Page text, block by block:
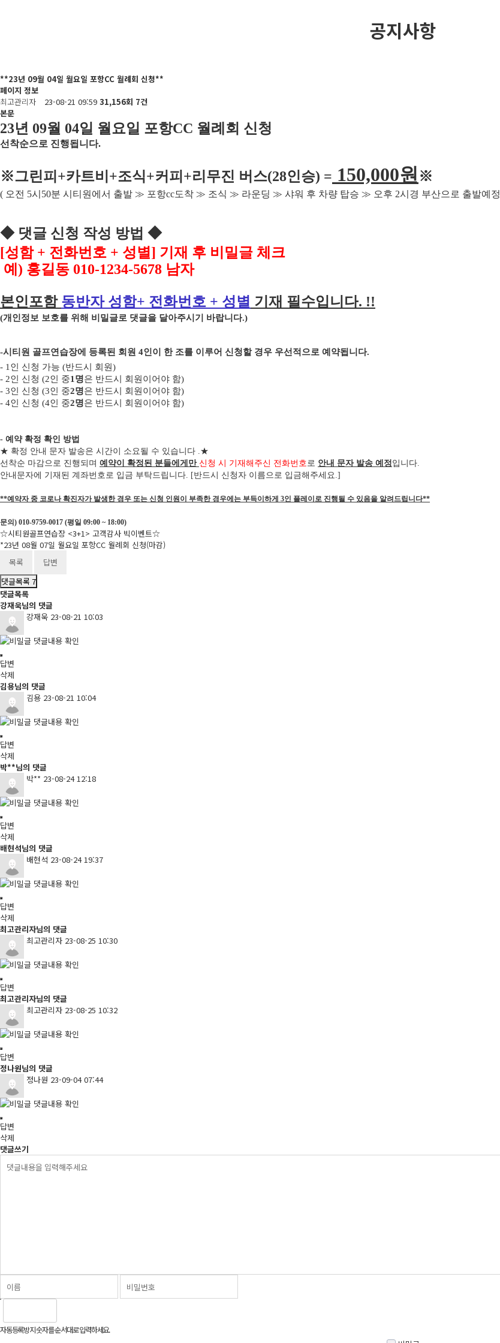
공지사항
**23년 09월 04일 월요일 포항CC 월례회 신청**
페이지 정보
최고관리자
23-08-21 09:59 31,156회 7건
본문
23년 09월 04일 월요일 포항CC 월례회 신청
선착순으로 진행됩니다.
※그린피 +카트비 +조식+커피+리무진 버스(28인승) = 150,000원 ※
( 오전 5시 50분 시티원에서 출발 ≫ 포항cc도착 ≫ 조식 ≫ 라운딩 ≫ 샤워 후 차량 탑승 ≫ 오후 2시경 부산으로 출발예정
◆ 댓글 신청 작성 방법 ◆
[성함 + 전화번호 + 성별 ] 기재 후 비밀글 체크
예 ) 홍길동 010-1234-5678 남자
본인포함 동반자 성함+ 전화번호 + 성별 기재 필수입니다. !!
(개인정보 보호를 위해 비밀글로 댓글을 달아주시기 바랍니다.)
-시티원 골프연습장에 등록된 회원 4인이 한 조를 이루어 신청할 경우 우선적으로 예약됩니다.
- 1 인 신청 가능 (반드시 회원)
- 2인 신청 (2인 중1 명은 반드시 회원이어야 함)
- 3인 신청 (3인 중2명은 반드시 회원이어야 함)
- 4인 신청 (4인 중2명은 반드시 회원이어야 함)
- 예약 확정 확인 방법
★ 확정 안내 문자 발송은 시간이 소요될 수 있습니다 .★
선착순 마감으로 진행되며 예약이 확정된 분들에게만 신청 시 기재해주신 전화번호로 안내 문자 발송 예정입니다.
안내문자에 기재된 계좌번호로 입금 부탁드립니다. [반드시 신청자 이름으로 입금해주세요.]
**예약자 중 코로나 확진자가 발생한 경우 또는 신청 인원이 부족한 경우에는 부득이하게 3인 플레이로 진행될 수 있음을 알려드립니다**
문의) 010-9759-0017 (평일 09:00 ~ 18:00)
☆시티원골프연습장 <3+1> 고객감사 빅이벤트☆
*23년 08월 07일 월요일 포항CC 월례회 신청(마감)
목록
답변
댓글목록 7
댓글목록
강재욱님의 댓글
강재욱 23-08-21 10:03
댓글내용 확인
답변
삭제
김용님의 댓글
김용 23-08-21 10:04
댓글내용 확인
답변
삭제
박**님의 댓글
박** 23-08-24 12:18
댓글내용 확인
답변
삭제
배현석님의 댓글
배현석 23-08-24 19:37
댓글내용 확인
답변
삭제
최고관리자님의 댓글
최고관리자 23-08-25 10:30
댓글내용 확인
답변
최고관리자님의 댓글
최고관리자 23-08-25 10:32
댓글내용 확인
답변
정나원님의 댓글
정나원 23-09-04 07:44
댓글내용 확인
답변
삭제
댓글쓰기
자동등록방지 숫자를 순서대로 입력하세요.